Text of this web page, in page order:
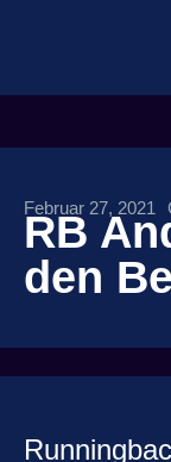
Februar 27, 2021
RB
den